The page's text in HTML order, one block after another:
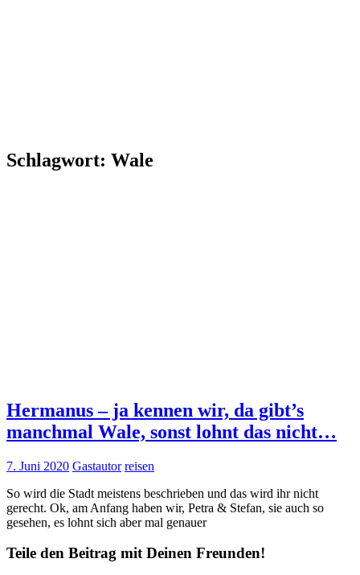
Schlagwort: Wale
Hermanus – ja kennen wir, da gibt’s
manchmal Wale, sonst lohnt das nicht…
7. Juni 2020 Gastautor reisen
So wird die Stadt meistens beschrieben und das wird ihr nicht
gerecht. Ok, am Anfang haben wir, Petra & Stefan, sie auch so
gesehen, es lohnt sich aber mal genauer
Teile den Beitrag mit Deinen Freunden!